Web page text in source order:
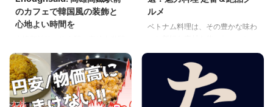
かした彫刻です。大きさは全長
18.7cm、幅9.1cm、厚さ5.0cm
で、実際に見ると「意外と小さ
玉白菜の魅力 翡翠の白菜に ...
「翠玉白菜（すいぎょくはくさ
い）」は、瑾妃が嫁ぐときに持っ
てきた嫁入り道具です。二人は同
りましたが、その運命はまったく
異なるものでした。瑾妃は容貌で
妹に及ばず、皇帝の寵愛も受けま
せんでしたが、一生裕福に暮ら
し、穏やかに生涯を終えました。
のカフェで韓国風の装飾と
心地よい時間を
の目の前にあるカフェ「忘言咖啡
Coffee Enoughsaid」をご紹介し
ます。高雄高鐵駅前に位置するカ
フェは、純白の韓国風の装飾が施
されたアパートの1階にありま
ルメ
ベトナム料理は、その豊かな味わ
さで世界中の人々に愛されていま
す。本記事では、ベトナムの代表
的な料理とその特徴について詳し
く紹介します。